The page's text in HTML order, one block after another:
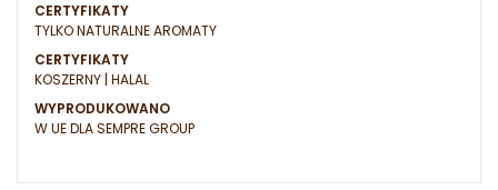
CERTYFIKATY
TYLKO NATURALNE AROMATY
CERTYFIKATY
KOSZERNY | HALAL
WYPRODUKOWANO
W UE DLA SEMPRE GROUP